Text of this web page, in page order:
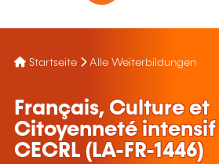
Startseite Alle Weiterbildungen
Français, Culture et
Citoyenneté intensif
CECRL (LA-FR-1446)